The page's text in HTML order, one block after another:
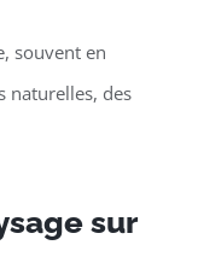
souvent en
naturelles, des
sur